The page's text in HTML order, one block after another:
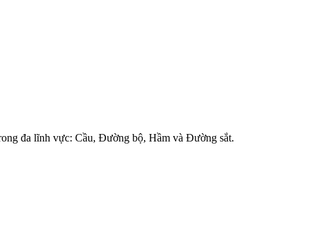
đa lĩnh vực: Cầu, Đường bộ, Hầm và Đường sắt.